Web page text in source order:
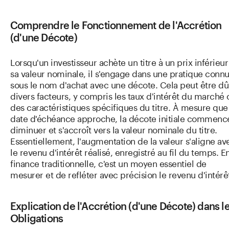
Comprendre le Fonctionnement de l'Accrétion
(d'une Décote)
Lorsqu'un investisseur achète un titre à un prix
sa valeur nominale, il s'engage dans une pratique
sous le nom d'achat avec une décote. Cela peut être
divers facteurs, y compris les taux d'intérêt du marché
des caractéristiques spécifiques du titre. À mesure
date d'échéance approche, la décote initiale
diminuer et s'accroît vers la valeur nominale du titre.
Essentiellement, l'augmentation de la valeur s'aligne
le revenu d'intérêt réalisé, enregistré au fil du temps.
finance traditionnelle, c'est un moyen essentiel de
mesurer et de refléter avec précision le revenu
Explication de l'Accrétion (d'une Décote) dans
Obligations